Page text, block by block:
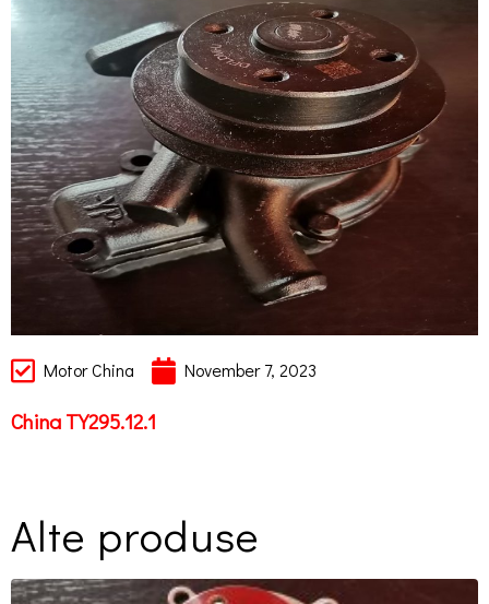
Motor China November 7, 2023
China TY295.12.1
Alte produse